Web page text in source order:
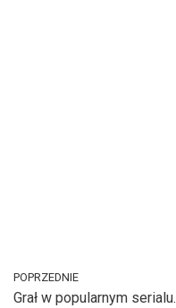
POPRZEDNIE
Grał w popularnym serialu.